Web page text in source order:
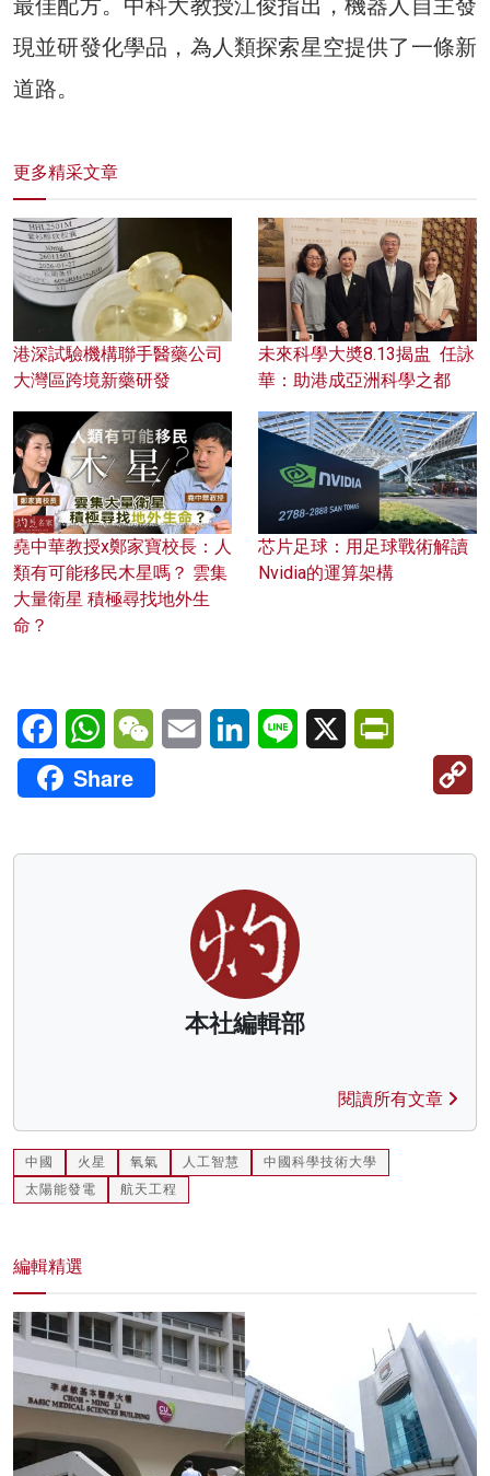
最佳配方。中科大教授江俊指出，機器人自主發
現並研發化學品，為人類探索星空提供了一條新
道路。
更多精采文章
港深試驗機構聯手醫藥公司
大灣區跨境新藥研發
未來科學大奬8.13揭盅 任詠
華：助港成亞洲科學之都
堯中華教授x鄭家寶校長：人
類有可能移民木星嗎？ 雲集
大量衛星 積極尋找地外生
命？
芯片足球：用足球戰術解讀
Nvidia的運算架構
FacebookWhatsAppWeChatEmail LinkedInLine X
Share
本社編輯部
閱讀所有文章
中國 火星 氧氣 人工智慧
中國科學技術大學
太陽能發電
航天工程
編輯精選